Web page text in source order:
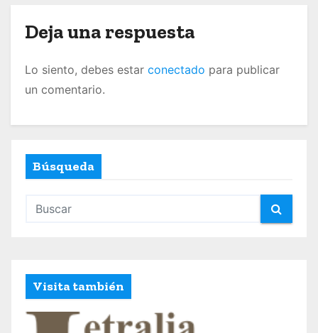
r
a
d
a
s
Deja una respuesta
Lo siento, debes estar conectado para publicar
un comentario.
Búsqueda
Visita también